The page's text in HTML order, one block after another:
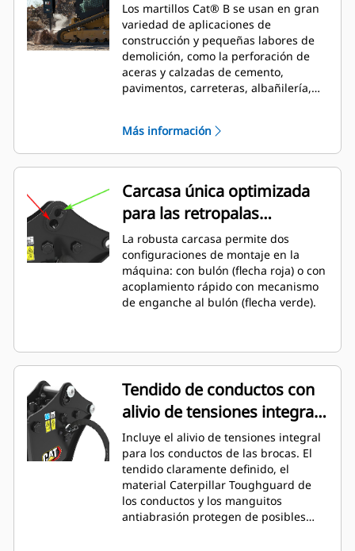
Los martillos Cat® B se usan en gran
variedad de aplicaciones de
construcción y pequeñas labores de
demolición, como la perforación de
aceras y calzadas de cemento,
pavimentos, carreteras, albañilería,
perforación de suelos congelados
para reparación de líneas de
suministro.
Más información
Carcasa única optimizada
para las retropalas
Caterpillar
La robusta carcasa permite dos
configuraciones de montaje en la
máquina: con bulón (flecha roja) o con
acoplamiento rápido con mecanismo
de enganche al bulón (flecha verde).
Tendido de conductos con
alivio de tensiones integral
diseñado específicamente
para retropalas
Incluye el alivio de tensiones integral
para los conductos de las brocas. El
tendido claramente definido, el
material Caterpillar Toughguard de
los conductos y los manguitos
antiabrasión protegen de posibles